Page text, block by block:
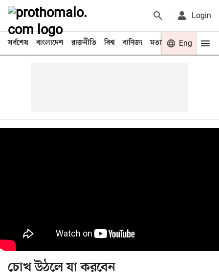
Login
সর্বশেষ বাংলাদেশ রাজনীতি বিশ্ব বাণিজ্য মতামত খেলা
Eng
চোখ উঠলে যা করবেন